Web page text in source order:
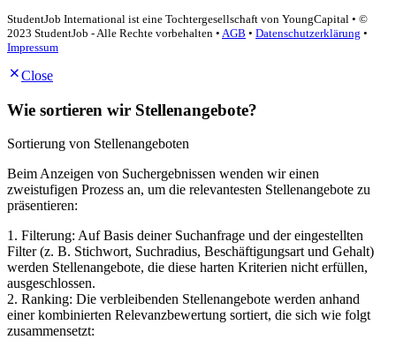
StudentJob International ist eine Tochtergesellschaft von YoungCapital • ©
2023 StudentJob - Alle Rechte vorbehalten • AGB • Datenschutzerklärung •
Impressum
Close
Wie sortieren wir Stellenangebote?
Sortierung von Stellenangeboten
Beim Anzeigen von Suchergebnissen wenden wir einen
zweistufigen Prozess an, um die relevantesten Stellenangebote zu
präsentieren:
1. Filterung: Auf Basis deiner Suchanfrage und der eingestellten
Filter (z. B. Stichwort, Suchradius, Beschäftigungsart und Gehalt)
werden Stellenangebote, die diese harten Kriterien nicht erfüllen,
ausgeschlossen.
2. Ranking: Die verbleibenden Stellenangebote werden anhand
einer kombinierten Relevanzbewertung sortiert, die sich wie folgt
zusammensetzt: